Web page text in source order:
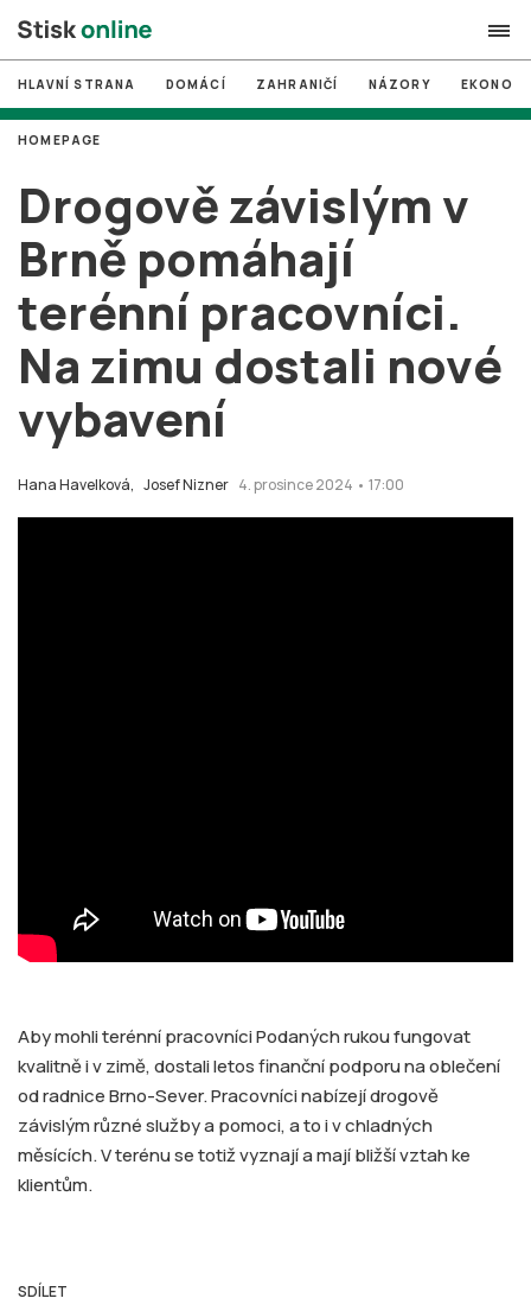
search
# MUNI
# Brno
# volby
login PŘIHLÁSIT SE
Zapomněli jste heslo?
HLAVNÍ STRANA DOMÁCÍ ZAHRANIČÍ NÁZORY
Drogově závislým v
Brně pomáhají
terénní pracovníci.
Na zimu dostali nové
vybavení
Hana Havelková, Josef Nizner 4. prosince 2024 • 17:00
HOMEPAGE
Aby mohli terénní pracovníci Podaných rukou fungovat
kvalitně i v zimě, dostali letos finanční podporu na oblečení
od radnice Brno-Sever. Pracovníci nabízejí drogově
závislým různé služby a pomoci, a to i v chladných
měsících. V terénu se totiž vyznají a mají bližší vztah ke
klientům.
SDÍLET